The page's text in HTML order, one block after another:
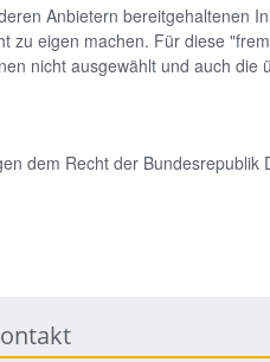
Anbietern bereitgehaltenen
zu eigen machen. Für diese
nicht ausgewählt und auch die
dem Recht der Bundesrepublik